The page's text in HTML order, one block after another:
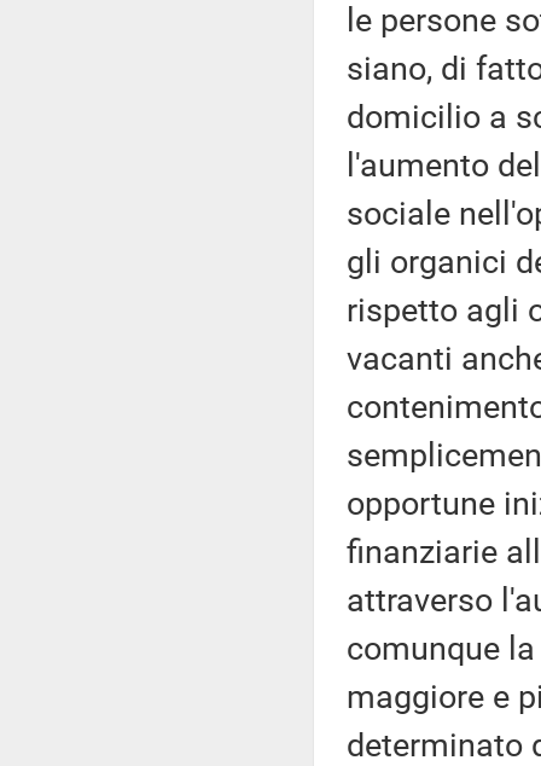
le persone
siano, di
domicilio a
l'aumento
sociale
gli organici
rispetto agli
vacanti
opportune
finanziarie
attraverso
comunque
maggiore e
determinato